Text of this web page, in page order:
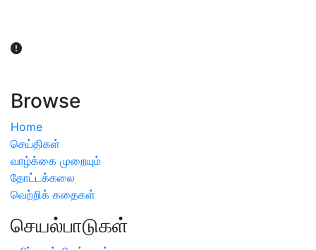
Browse
Home
செய்திகள்
வாழ்க்கை முறையும்
தோட்டக்கலை
வெற்றிக் கதைகள்
செயல்பாடுகள்